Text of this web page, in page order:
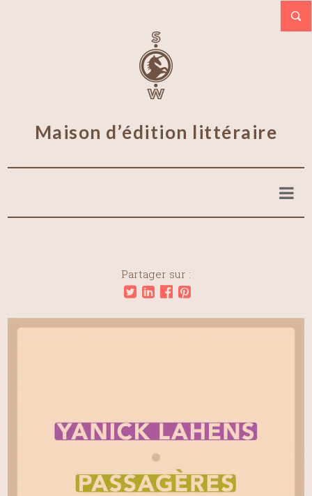
Maison d’édition littéraire
Partager sur :